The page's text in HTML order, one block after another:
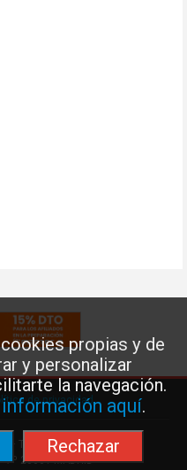
propias y de
y personalizar
la navegación.
aquí.
Rechazar
de privacidad
· Teléfono: 91 577 41 13 ·
7º 28001 MADRID